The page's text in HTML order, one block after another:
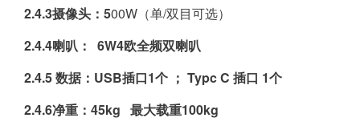
2.4.3摄像头：500W（单/双目可选）
2.4.4喇叭： 6W4欧全频双喇叭
2.4.5 数据：USB插口1个 ； Typc C 插口 1个
2.4.6净重：45kg 最大载重100kg